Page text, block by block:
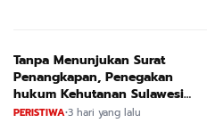
Tanpa Menunjukan Surat
Penangkapan, Penegakan
hukum Kehutanan Sulawesi
Selatan Culik Petani Ladah Di
PERISTIWA•3 hari yang lalu